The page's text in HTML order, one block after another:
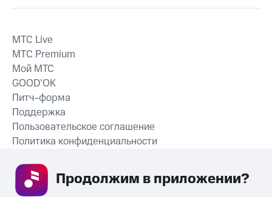
СКАЧАТЬ ПРИЛОЖЕНИЕ
MTС Live
MTС Premium
Мой МТС
GOOD’OK
Питч-форма
Поддержка
Пользовательское соглашение
Политика конфиденциальности